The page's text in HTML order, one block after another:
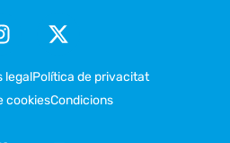
legalPolítica de privacitat
cookiesCondicions